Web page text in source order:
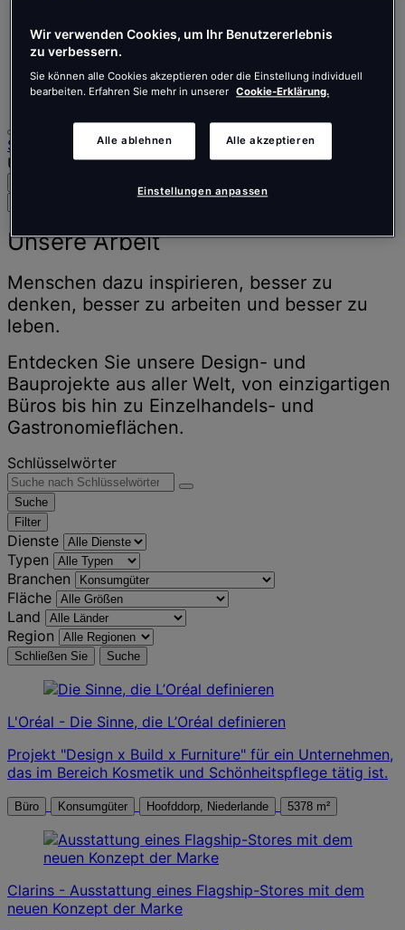
Italiano
Português
Português
Polski
Startseite
Unsere Arbeit
Menschen,
Orten,
Nachrichten
und
Erkenntnissen
Unsere Arbeit
Menschen dazu inspirieren, besser zu
denken, besser zu arbeiten und besser zu
leben.
Entdecken Sie unsere Design- und
Bauprojekte aus aller Welt, von einzigartigen
Büros bis hin zu Einzelhandels- und
Gastronomieflächen.
Schlüsselwörter
Suche
Filter
Dienste
Typen
Branchen
Fläche
Land
Region
Schließen Sie Suche
L'Oréal - Die Sinne, die L’Oréal definieren
Projekt "Design x Build x Furniture" für ein Unternehmen,
das im Bereich Kosmetik und Schönheitspflege tätig ist.
Büro Konsumgüter Hoofddorp, Niederlande 5378 m²
Clarins - Ausstattung eines Flagship-Stores mit dem
neuen Konzept der Marke
Wir verwenden Cookies, um Ihr Benutzererlebnis
zu verbessern.
Sie können alle Cookies akzeptieren oder die Einstellung individuell
bearbeiten. Erfahren Sie mehr in unserer Cookie-Erklärung.
Alle ablehnen Alle akzeptieren
Einstellungen anpassen